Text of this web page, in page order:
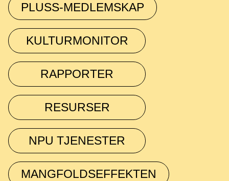
PLUSS-MEDLEMSKAP
KULTURMONITOR
RAPPORTER
RESURSER
NPU TJENESTER
MANGFOLDSEFFEKTEN